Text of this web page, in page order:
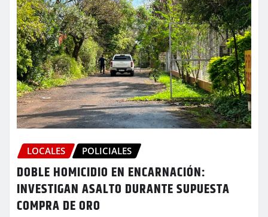
LOCALES POLICIALES
DOBLE HOMICIDIO EN ENCARNACIÓN:
INVESTIGAN ASALTO DURANTE SUPUESTA
COMPRA DE ORO